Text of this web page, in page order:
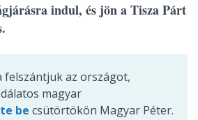
indul, és jön a Tisza Párt
felszántjuk az országot,
magyar
be csütörtökön Magyar Péter.